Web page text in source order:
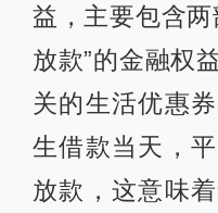
益，主要包含
放款”的金融权
关的生活优惠
生借款当天，
放款，这意味